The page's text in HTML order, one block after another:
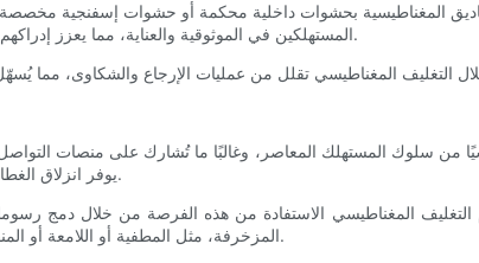
المغناطيسية بحشوات داخلية محكمة أو حشوات إسفنجية
المستهلكين في الموثوقية والعناية، مما يعزز إدراكهم للجودة. عندما يستلم العملاء طلباتهم سليمة، فإن ذلك ينعكس إيجابًا على كل من العلامة التجارية واحترافية البائع.
سلوك المستهلك المعاصر، وغالبًا ما تُشارك على منصات التواصل
يوفر انزلاق الغطاء السلس، وصوت المغناطيس اللطيف، والتصميم الداخلي الأنيق تجربة متعددة الحواس، تجمع بين الإثارة والراحة.
التغليف المغناطيسي الاستفادة من هذه الفرصة من خلال دمج
المزخرفة، مثل المطفية أو اللامعة أو المنقوشة، يمكن أن يعزز التفاعل اللمسي. هذا التداخل المعقد بين عناصر التصميم المرئية والمادية يخلق ترقبًا ومتعة.